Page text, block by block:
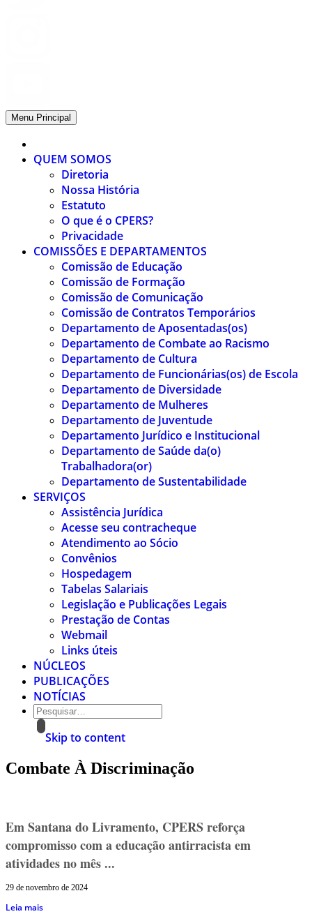
Menu Principal
QUEM SOMOS
Diretoria
Nossa História
Estatuto
O que é o CPERS?
Privacidade
COMISSÕES E DEPARTAMENTOS
Comissão de Educação
Comissão de Formação
Comissão de Comunicação
Comissão de Contratos Temporários
Departamento de Aposentadas(os)
Departamento de Combate ao Racismo
Departamento de Cultura
Departamento de Funcionárias(os) de Escola
Departamento de Diversidade
Departamento de Mulheres
Departamento de Juventude
Departamento Jurídico e Institucional
Departamento de Saúde da(o)
Trabalhadora(or)
Departamento de Sustentabilidade
SERVIÇOS
Assistência Jurídica
Acesse seu contracheque
Atendimento ao Sócio
Convênios
Hospedagem
Tabelas Salariais
Legislação e Publicações Legais
Prestação de Contas
Webmail
Links úteis
NÚCLEOS
PUBLICAÇÕES
NOTÍCIAS
Skip to content
Combate À Discriminação
Em Santana do Livramento, CPERS reforça
compromisso com a educação antirracista em
atividades no mês ...
29 de novembro de 2024
Leia mais